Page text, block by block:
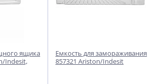
ящика
Indesit,
Емкость для замораживания
857321 Ariston/Indesit